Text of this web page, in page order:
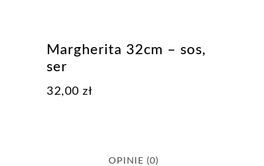
Margherita 32cm – sos,
ser
32,00 zł
OPINIE (0)